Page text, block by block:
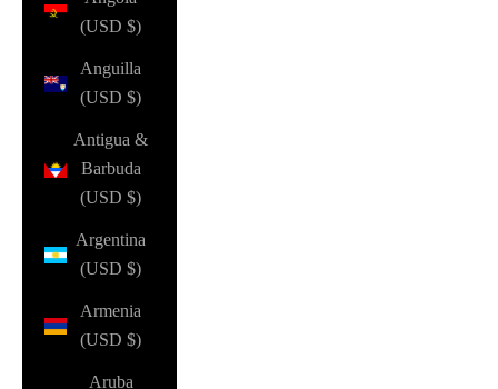
(USD $)
Anguilla
(USD $)
Antigua &
Barbuda
(USD $)
Argentina
(USD $)
Armenia
(USD $)
Aruba